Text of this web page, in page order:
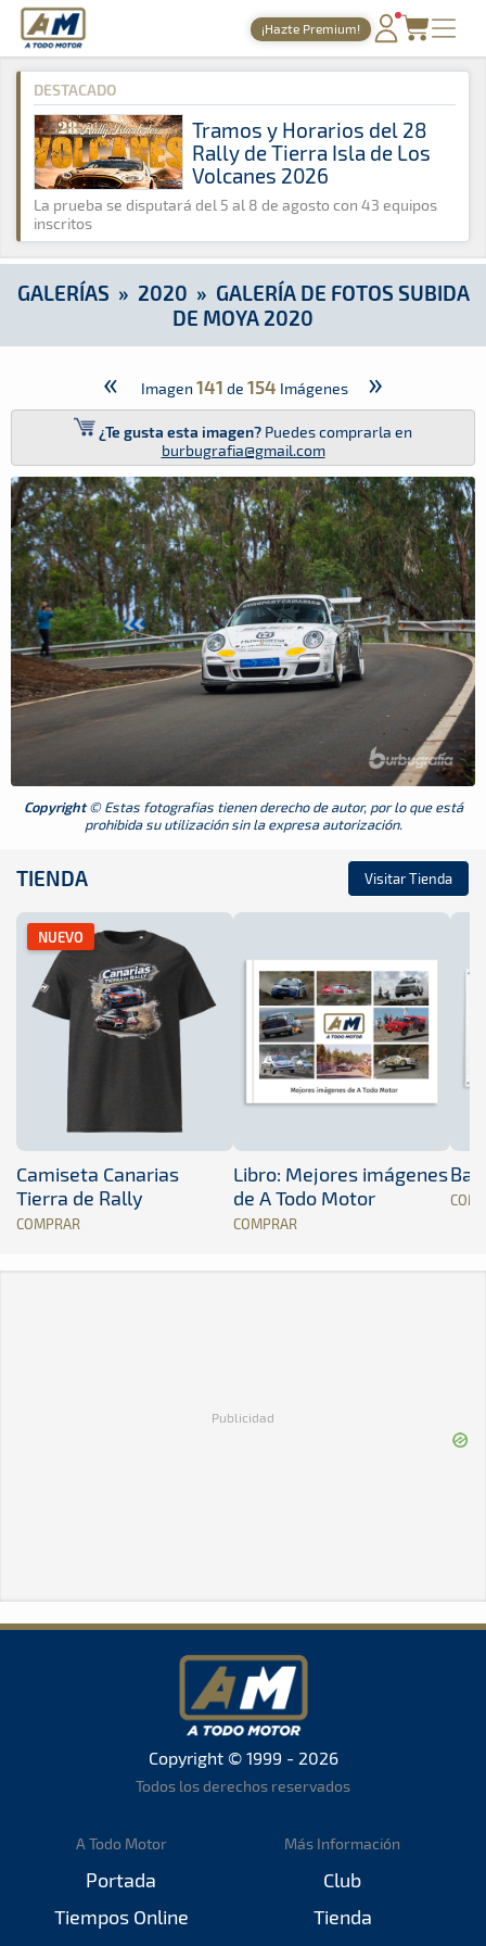
A Todo Motor · Revista del motor desde 1999
¡Hazte Premium!
PORTADA
TIEMPOS ONLINE
NOTICIAS
AGENDA
GALERÍAS
TIENDA
A Todo Motor » Galerías » 2020 » Galería de Fotos Subida de
DESTACADO
Tramos y Horarios del 28
Rally de Tierra Isla de Los
Volcanes 2026
La prueba se disputará del 5 al 8 de agosto con 43 equipos
inscritos
GALERÍAS » 2020 » GALERÍA DE FOTOS SUBIDA
DE MOYA 2020
« Imagen 141 de 154 Imágenes »
¿Te gusta esta imagen? Puedes comprarla en
burbugrafia@gmail.com
Copyright© Estas fotografias tienen derecho de autor, por lo que está
prohibida su utilización sin la expresa autorización.
TIENDA Visitar Tienda
NUEVO
Camiseta Canarias
Tierra de Rally
COMPRAR
Libro: Mejores imágenes
de A Todo Motor
COMPRAR
Publicidad
Copyright © 1999 - 2026
Todos los derechos reservados
A Todo Motor
Portada
Tiempos Online
Más Información
Club
Tienda